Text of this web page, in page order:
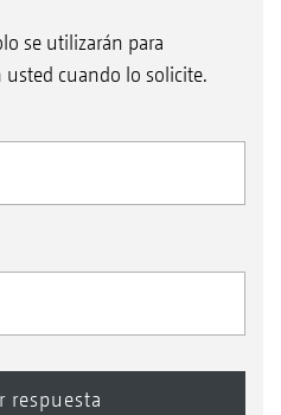
se utilizarán para
cuando lo solicite.